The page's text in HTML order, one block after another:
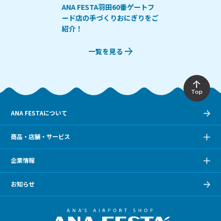
ANA FESTA羽田60番ゲートフ
ード店の手づくりおにぎりをご
紹介！
一覧を見る
Top
ANA FESTAについて
商品・店舗・サービス
企業情報
お知らせ